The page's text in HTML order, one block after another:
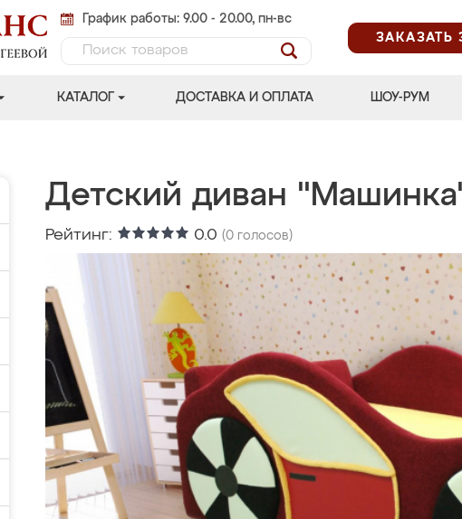
График работы: 9.00 - 20.00, пн-вс
ЗАКАЗАТЬ
КАТАЛОГ ДОСТАВКА И ОПЛАТА ШОУ-РУМ
Детский диван
Рейтинг: 0.0 (0 голосов)